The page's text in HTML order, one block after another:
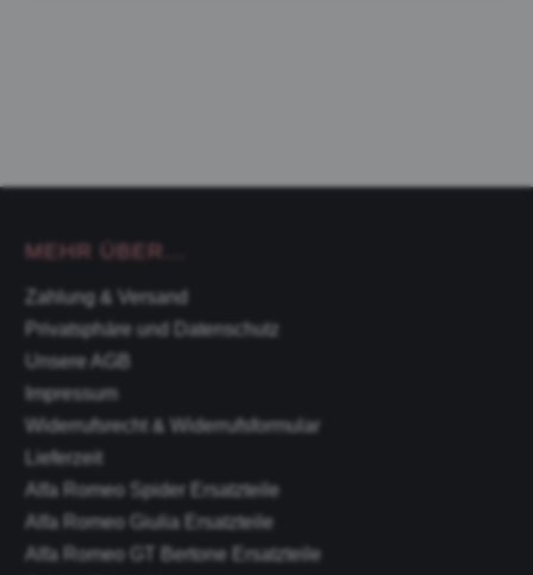
MEHR ÜBER...
Zahlung & Versand
Privatsphäre und Datenschutz
Unsere AGB
Impressum
Widerrufsrecht & Widerrufsformular
Lieferzeit
Alfa Romeo Spider Ersatzteile
Alfa Romeo Giulia Ersatzteile
Alfa Romeo GT Bertone Ersatzteile